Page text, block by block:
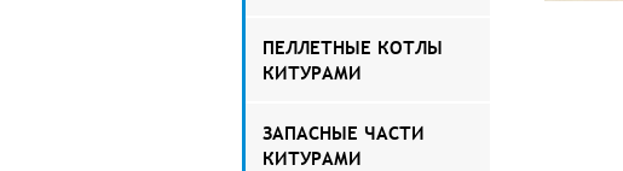
ПЕЛЛЕТНЫЕ КОТЛЫ
КИТУРАМИ
ЗАПАСНЫЕ ЧАСТИ
КИТУРАМИ